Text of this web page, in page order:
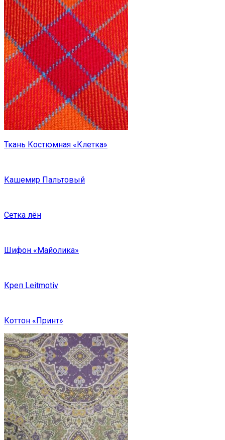
Ткань Костюмная «Клетка»
Кашемир Пальтовый
Сетка лён
Шифон «Майолика»
Креп Leitmotiv
Коттон «Принт»